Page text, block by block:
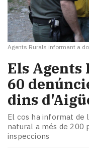
Agents Rurals informant a
Els
60
dins
El cos ha informat de
natural a més de 200
inspeccions